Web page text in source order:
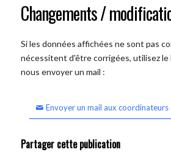
Changements /
Si les données affichées ne sont pas
nécessitent d'être corrigées, utilisez
nous envoyer un mail :
Envoyer un mail aux
Partager cette publication